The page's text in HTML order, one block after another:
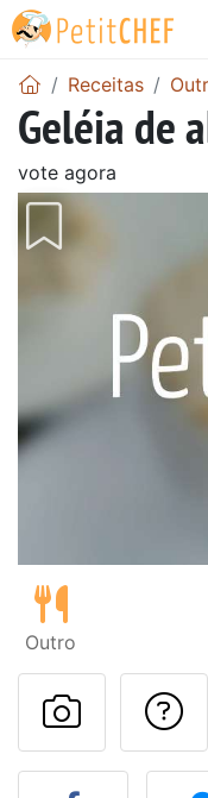
Receitas
Geléia de
vote agora
Outro
Fez